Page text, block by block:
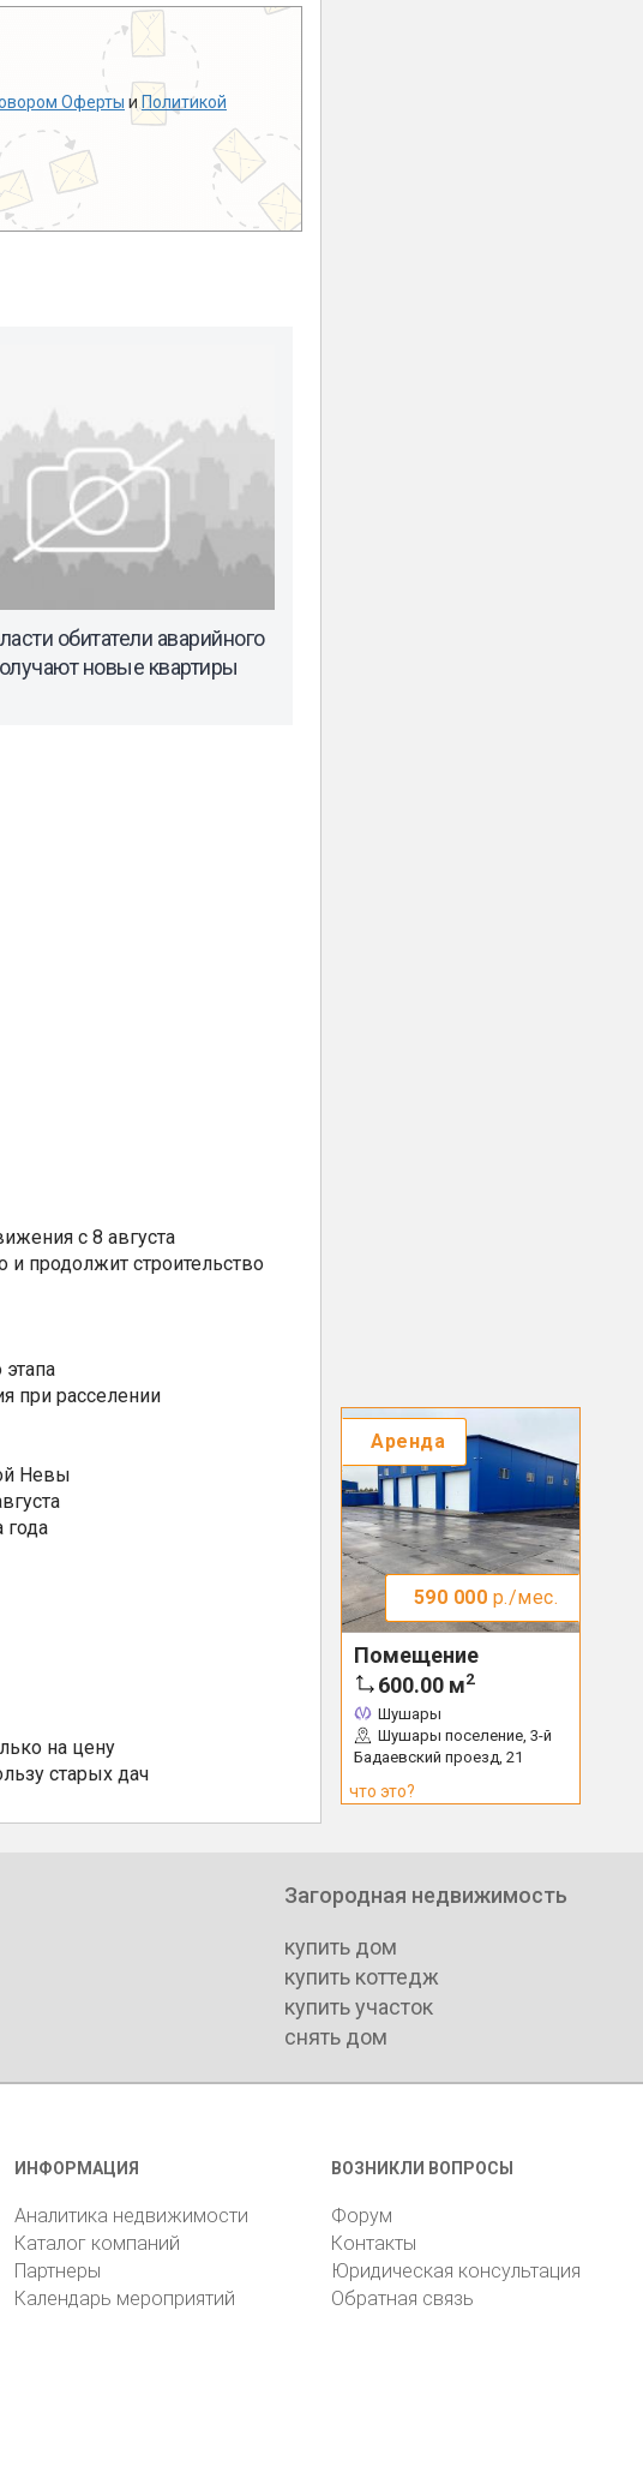
Оферты и Политикой
обитатели аварийного
новые квартиры
с 8 августа
продолжит строительство
при расселении
Невы
года
на цену
старых дач
Аренда
590 000 р./мес.
Помещение
600.00 м2
Шушары
Шушары поселение, 3-й
Бадаевский проезд, 21
что это?
Загородная недвижимость
купить дом
купить коттедж
купить участок
снять дом
ИНФОРМАЦИЯ
Аналитика недвижимости
Каталог компаний
Партнеры
Календарь мероприятий
ВОЗНИКЛИ ВОПРОСЫ
Форум
Контакты
Юридическая консультация
Обратная связь